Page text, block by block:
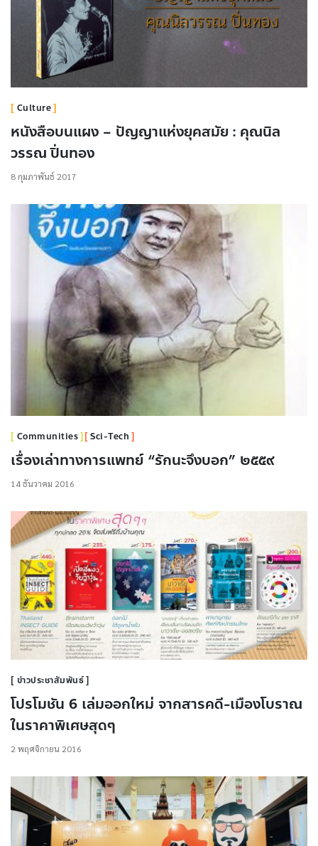
Culture
หนังสือบนแผง – ปัญญาแห่งยุคสมัย : คุณนิล
วรรณ ปิ่นทอง
8 กุมภาพันธ์ 2017
Communities Sci-Tech
เรื่องเล่าทางการแพทย์ “รักนะจึงบอก” ๒๕๕๙
14 ธันวาคม 2016
ข่าวประชาสัมพันธ์
โปรโมชัน 6 เล่มออกใหม่ จากสารคดี-เมืองโบราณ
ในราคาพิเศษสุดๆ
2 พฤศจิกายน 2016